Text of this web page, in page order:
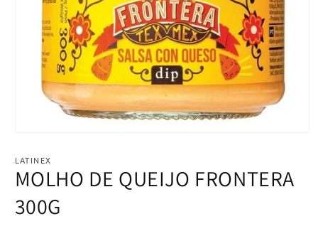
1
janela
modal
LATINEX
MOLHO DE QUEIJO FRONTERA
300G